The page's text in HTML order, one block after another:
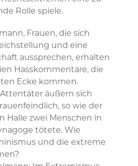
Rolle spiele.
Frauen, die sich
und eine
aussprechen, erhalten
Hasskommentare, die
Ecke kommen.
äußern sich
so wie der
Halle zwei Menschen in
tötete. Wie
und die extreme